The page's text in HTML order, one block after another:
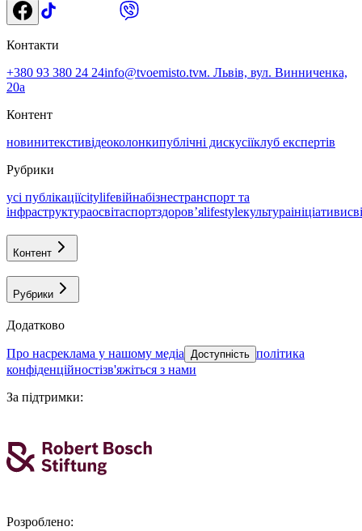
Контакти
+380 93 380 24 24info@tvoemisto.tvм. Львів, вул. Винниченка,
20а
Контент
новинитекстивідеоколонкипублічні дискусіїклуб експертів
Рубрики
усі публікаціїcitylifeвійнабізнестранспорт та
інфраструктураосвітаспортздоровʼяlifestyleкультураініціативи
Контент
Рубрики
Додатково
про насреклама у нашому медіа Доступність політика
конфіденційностізв'яжіться з нами
За підтримки:
Розроблено: